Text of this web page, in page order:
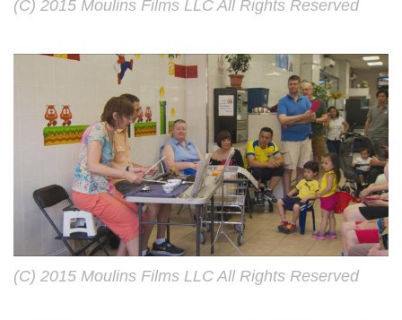
(C) 2015 Moulins Films LLC All Rights Reserved
(C) 2015 Moulins Films LLC All Rights Reserved